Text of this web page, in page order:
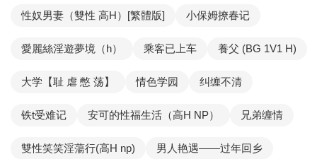
性奴男妻（雙性 高H）[繁體版] 小保姆撩春记
愛麗絲淫遊夢境（h） 乘客已上车 養父 (BG 1V1 H)
大学【耻 虐 憋 荡】 情色学园 纠缠不清
铁t受难记 安可的性福生活（高H NP） 兄弟缠情
雙性笑笑淫蕩行(高H np) 男人艳遇——过年回乡